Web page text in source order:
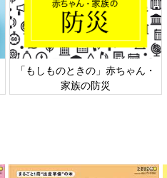
六星占術 細木かおりさんの人生
相談